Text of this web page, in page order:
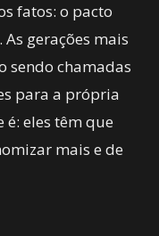
fatos: o pacto
gerações mais
sendo chamadas
para a própria
é: eles têm que
mais e de